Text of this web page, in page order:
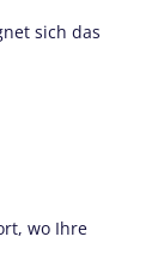
sich das
wo Ihre